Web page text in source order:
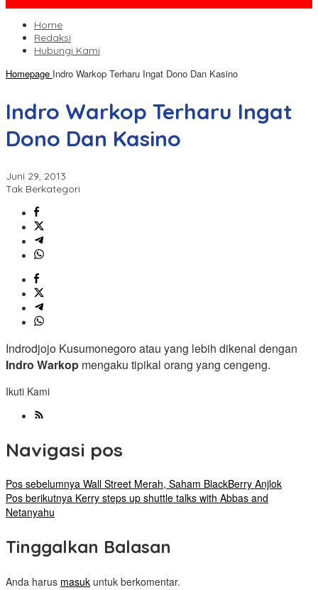
Home
Redaksi
Hubungi Kami
Homepage Indro Warkop Terharu Ingat Dono Dan Kasino
Indro Warkop Terharu Ingat
Dono Dan Kasino
Juni 29, 2013
Tak Berkategori
Indrodjojo Kusumonegoro atau yang lebih dikenal dengan
Indro Warkop mengaku tipikal orang yang cengeng.
Ikuti Kami
Navigasi pos
Pos sebelumnya Wall Street Merah, Saham BlackBerry Anjlok
Pos berikutnya Kerry steps up shuttle talks with Abbas and
Netanyahu
Tinggalkan Balasan
Anda harus masuk untuk berkomentar.